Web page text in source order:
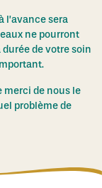
l’avance sera
ne pourront
de votre soin
merci de nous le
problème de